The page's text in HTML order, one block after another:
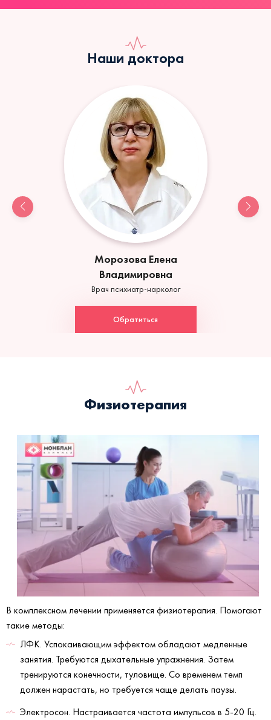
Наши доктора
Морозова Елена
Владимировна
Врач психиатр-нарколог
Обратиться
Физиотерапия
В комплексном лечении применяется физиотерапия. Помогают
такие методы:
ЛФК. Успокаивающим эффектом обладают медленные
занятия. Требуются дыхательные упражнения. Затем
тренируются конечности, туловище. Со временем темп
должен нарастать, но требуется чаще делать паузы.
Электросон. Настраивается частота импульсов в 5-20 Гц.